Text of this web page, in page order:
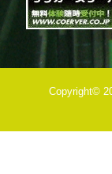
Copyright©